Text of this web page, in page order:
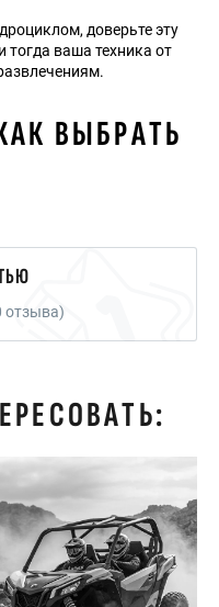
доверьте эту
тогда ваша техника от
ВЫБРАТЬ
отзыва)